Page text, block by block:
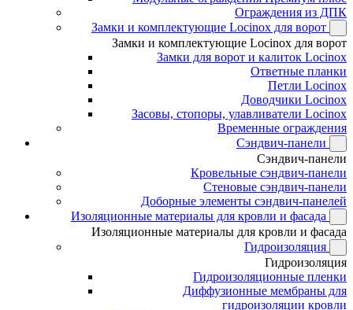
Ограждения из ДПК
Замки и комплектующие Locinox для ворот
Замки и комплектующие Locinox для ворот
Замки для ворот и калиток Locinox
Ответные планки
Петли Locinox
Доводчики Locinox
Засовы, стопоры, улавливатели Locinox
Временные ограждения
Сэндвич-панели
Сэндвич-панели
Кровельные сэндвич-панели
Стеновые сэндвич-панели
Доборные элементы сэндвич-панелей
Изоляционные материалы для кровли и фасада
Изоляционные материалы для кровли и фасада
Гидроизоляция
Гидроизоляция
Гидроизоляционные пленки
Диффузионные мембраны для
гидроизоляции кровли